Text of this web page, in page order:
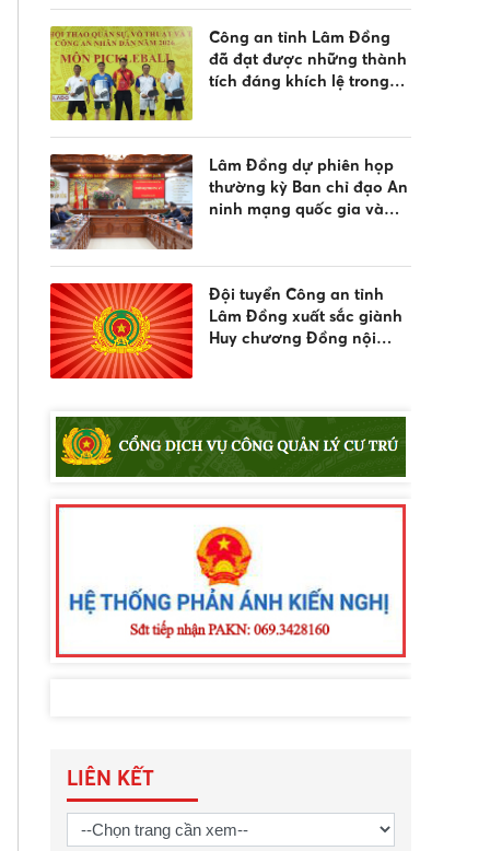
Công an tỉnh Lâm Đồng
đã đạt được những thành
tích đáng khích lệ trong
an nhân dân năm 2026
Lâm Đồng dự phiên họp
thường kỳ Ban chỉ đạo An
ninh mạng quốc gia và
Đội tuyển Công an tỉnh
Lâm Đồng xuất sắc giành
Huy chương Đồng nội
LIÊN KẾT